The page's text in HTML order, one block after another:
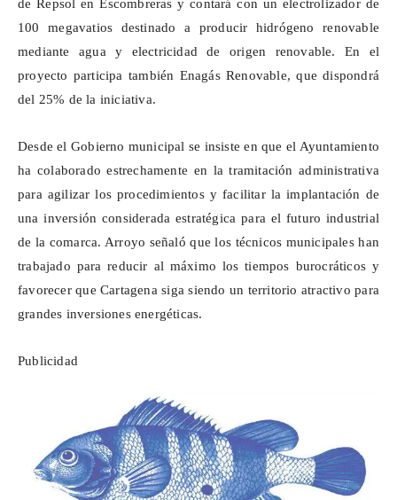
de Repsol en Escombreras y contará con un electrolizador de
100 megavatios destinado a producir hidrógeno renovable
mediante agua y electricidad de origen renovable. En el
proyecto participa también Enagás Renovable, que dispondrá
del 25% de la iniciativa.
Desde el Gobierno municipal se insiste en que el Ayuntamiento
ha colaborado estrechamente en la tramitación administrativa
para agilizar los procedimientos y facilitar la implantación de
una inversión considerada estratégica para el futuro industrial
de la comarca. Arroyo señaló que los técnicos municipales han
trabajado para reducir al máximo los tiempos burocráticos y
favorecer que Cartagena siga siendo un territorio atractivo para
grandes inversiones energéticas.
Publicidad